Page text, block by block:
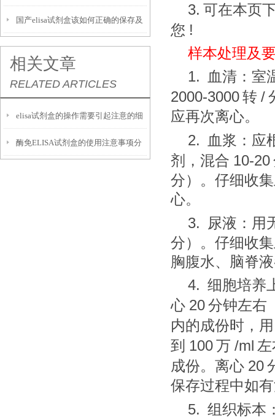
国产elisa试剂盒该如何正确的保存及
运输呢？
相关文章
RELATED ARTICLES
elisa试剂盒的操作需要引起注意的细
节
酶免ELISA试剂盒的使用注意事项分
3. 可在本页
您 !
样本处理及
1. 血清：室
2000-3000转 /
应再次离心。
2.
血浆：应
剂，混合 10-20
分）。仔细收
心。
3.
尿液：用
分）。仔细收
胸腹水、脑脊
4. 细胞培养
心 20分钟左右
内的成份时，用
到 100万 /ml 左
成份。离心 20
保存过程中如
5. 组织标本